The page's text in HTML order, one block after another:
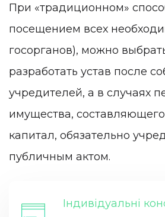
При «традиционном»
посещением всех
госорганов), можно
разработать устав после
учредителей, а в случаях
имущества,
капитал, обязательно
публичным актом.
Індивідуальні